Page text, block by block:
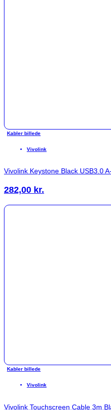
Kabler billede
Vivolink
Vivolink Keystone Black USB3.0
282,00 kr.
Kabler billede
Vivolink
Vivolink Touchscreen Cable 3m